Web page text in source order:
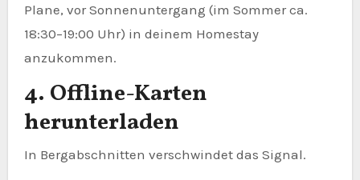
Plane, vor Sonnenuntergang (im Sommer ca.
18:30–19:00 Uhr) in deinem Homestay
anzukommen.
4. Offline-Karten
herunterladen
In Bergabschnitten verschwindet das Signal.